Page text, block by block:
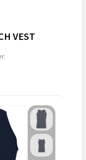
VEST